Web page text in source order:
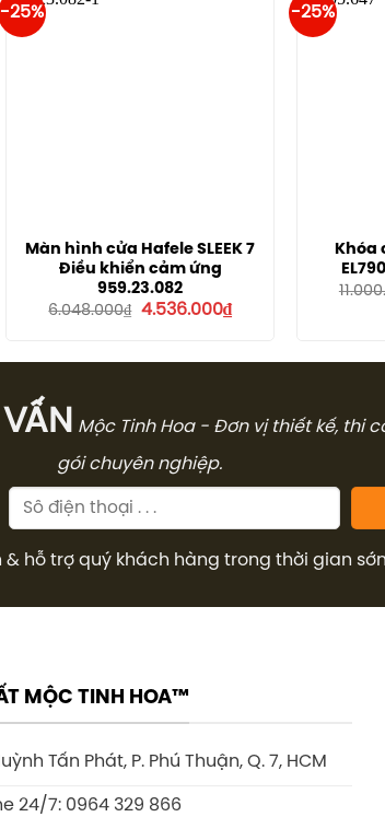
-25%
Màn hình cửa Hafele SLEEK 7
Điều khiển cảm ứng
959.23.082
6.048.000₫ Giá
4.536.000₫Giá
hiện
-25%
Khóa
Mộc Tinh Hoa - Đơn vị thiết kế, thi
gói chuyên nghiệp.
& hỗ trợ quý khách hàng trong thời gian
MỘC TINH HOA™
Tấn Phát, P. Phú Thuận, Q. 7, HCM
24/7: 0964 329 866